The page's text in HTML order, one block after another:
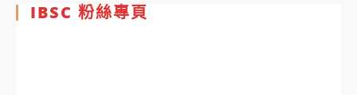
IBSC 粉絲專頁